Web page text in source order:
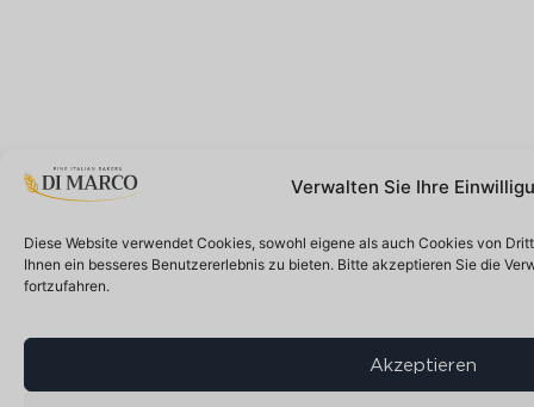
Verwalten Sie Ihre
Diese Website verwendet Cookies, sowohl eigene als auch Cookies von
Ihnen ein besseres Benutzererlebnis zu bieten. Bitte akzeptieren Sie die
fortzufahren.
Akzeptieren